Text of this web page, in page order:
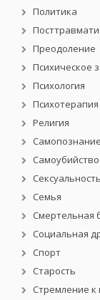
Политика
Преодоление
Психическое
Психология
Психотерапия
Религия
Самопознание
Самоубийство
Сексуальность
Семья
Смертельная
Социальная
Спорт
Старость
Стремление к